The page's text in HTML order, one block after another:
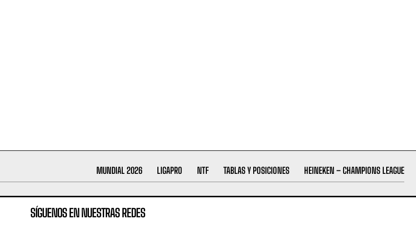
MUNDIAL 2026 LIGAPRO NTF TABLAS Y POSICIONES HEINEKEN – CHAMPIONS LEAGUE
SÍGUENOS EN NUESTRAS REDES